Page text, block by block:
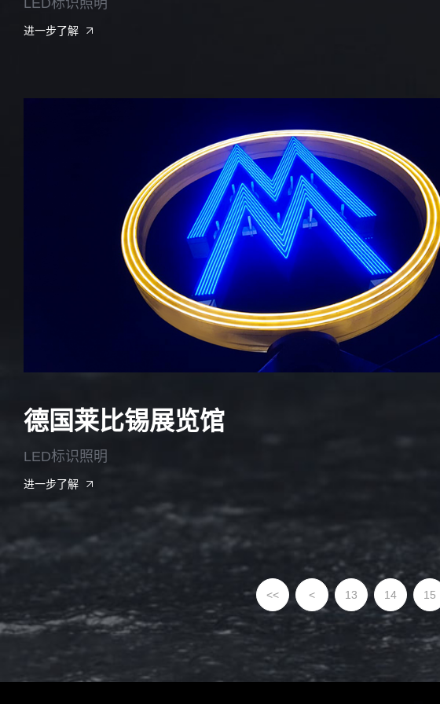
LED标识照明
进一步了解
德国莱比锡展览馆
LED标识照明
进一步了解
<< < 13 14 15